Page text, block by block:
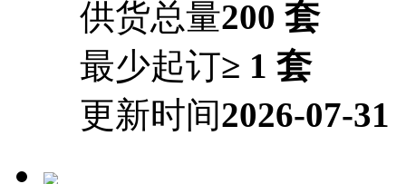
供货总量200 套
最少起订≥ 1 套
更新时间2026-07-31